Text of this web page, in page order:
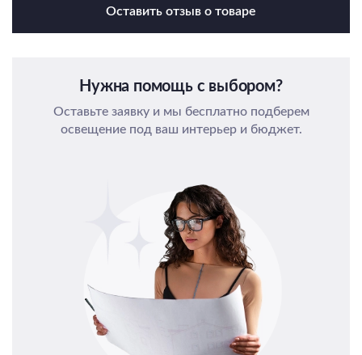
Оставить отзыв о товаре
Нужна помощь с выбором?
Оставьте заявку и мы бесплатно подберем
освещение под ваш интерьер и бюджет.